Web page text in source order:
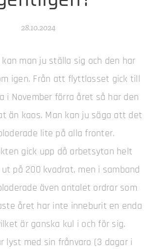
28.10.2024
man ju ställa sig och den har
igen. Från att flyttlasset gick till
i November förra året så har den
än kaos. Man kan ju säga att det
lite på alla fronter.
gick upp då arbetsytan helt
på 200 kvadrat, men i samband
även antalet ordrar som
året har inte inneburit en enda
är ganska kul i och för sig.
lyst med sin frånvaro (3 dagar i